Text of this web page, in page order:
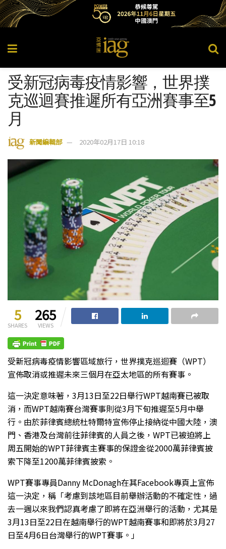
受新冠病毒疫情影響，世界撲
克巡迴賽推遲所有亞洲賽事至5
月
新聞編輯部 2020年02月17日 10:18
5
SHARES
265
VIEWS
受新冠病毒疫情影響區域旅行，世界撲克巡迴賽（WPT）
宣佈取消或推遲未來三個月在亞太地區的所有賽事。
這一決定意味著，3月13日至22日舉行WPT越南賽已被取
消，而WPT越南賽台灣賽事則從3月下旬推遲至5月中舉
行。由於菲律賓總統杜特爾特宣佈停止接納從中國大陸，澳
門、香港及台灣前往菲律賓的人員之後，WPT已被迫將上
周五開始的WPT菲律賓主賽事的保證金從2000萬菲律賓披
索下降至1200萬菲律賓披索。
WPT賽事專員Danny McDonagh在其Facebook專頁上宣佈
這一決定，稱「考慮到該地區目前舉辦活動的不確定性，過
去一週以來我們認真考慮了即將在亞洲舉行的活動，尤其是
3月13日至22日在越南舉行的WPT越南賽事和即將於3月27
日至4月6日台灣舉行的WPT賽事。」